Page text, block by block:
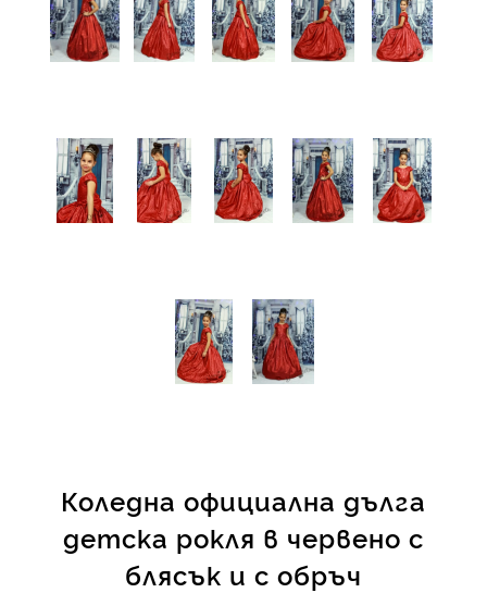
Коледна официална дълга
детска рокля в червено с
блясък и с обръч